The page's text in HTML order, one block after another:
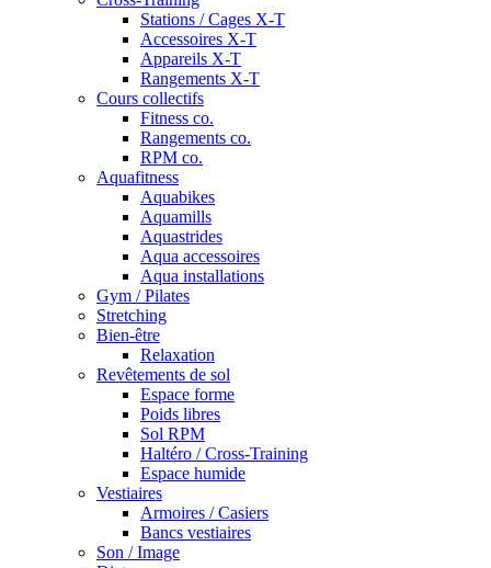
Stations / Cages X-T
Accessoires X-T
Appareils X-T
Rangements X-T
Cours collectifs
Fitness co.
Rangements co.
RPM co.
Aquafitness
Aquabikes
Aquamills
Aquastrides
Aqua accessoires
Aqua installations
Gym / Pilates
Stretching
Bien-être
Relaxation
Revêtements de sol
Espace forme
Poids libres
Sol RPM
Haltéro / Cross-Training
Espace humide
Vestiaires
Armoires / Casiers
Bancs vestiaires
Son / Image